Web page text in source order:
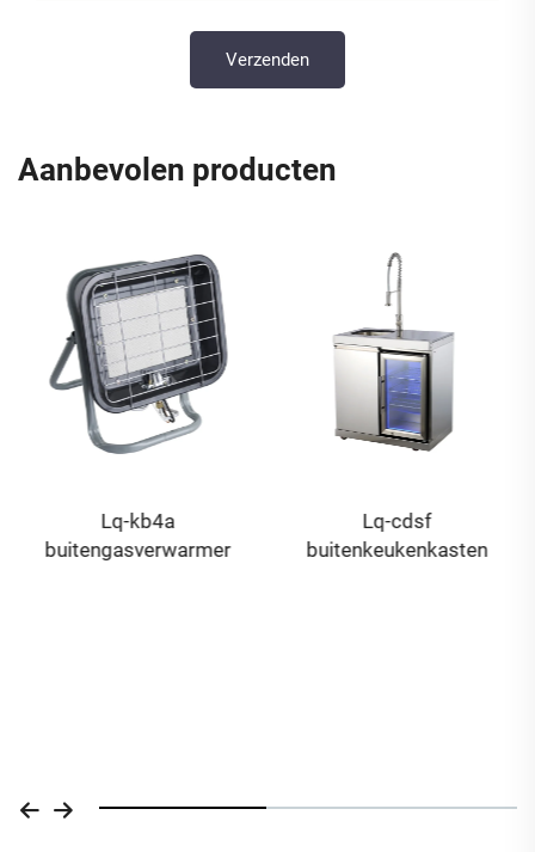
Aanbevolen producten
Lq-kb4a
buitengasverwarmer
Lq-cdsf
buitenkeukenkasten